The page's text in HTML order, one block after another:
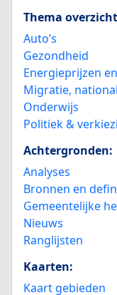
Thema
Auto’s
Gezondheid
Energieprijzen
Migratie,
Onderwijs
Politiek &
Achtergronden:
Analyses
Bronnen en
Gemeentelijke
Nieuws
Ranglijsten
Kaarten:
Kaart gebieden